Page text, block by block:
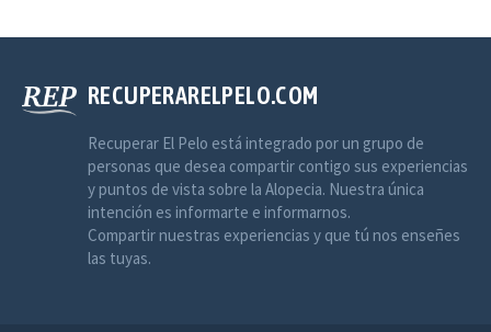
RECUPERARELPELO.COM
Recuperar El Pelo está integrado por un grupo de
personas que desea compartir contigo sus experiencias
y puntos de vista sobre la Alopecia. Nuestra única
intención es informarte e informarnos.
Compartir nuestras experiencias y que tú nos enseñes
las tuyas.